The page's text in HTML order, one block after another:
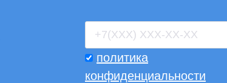
политика
конфиденциальности